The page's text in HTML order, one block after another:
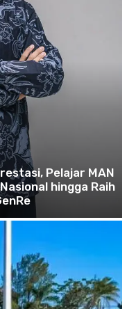
Pelajar MAN
hingga Raih